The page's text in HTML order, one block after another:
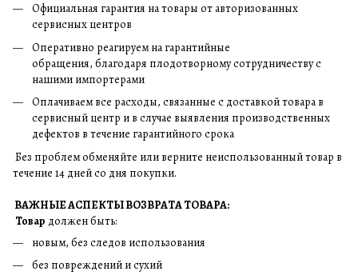
Официальная гарантия на товары от авторизованных
сервисных центров
Оперативно реагируем на гарантийные
обращения, благодаря плодотворному сотрудничеству с
нашими импортерами
Оплачиваем все расходы, связанные с доставкой товара в
сервисный центр и в случае выявления производственных
дефектов в течение гарантийного срока
Без проблем обменяйте или верните неиспользованный товар в
течение 14 дней со дня покупки.
ВАЖНЫЕ АСПЕКТЫ ВОЗВРАТА ТОВАРА:
Товар должен быть:
новым, без следов использования
без повреждений и сухий